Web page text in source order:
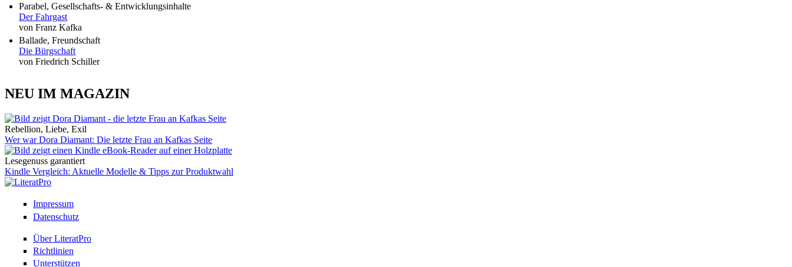
Parabel, Gesellschafts- & Entwicklungsinhalte
Der Fahrgast
von Franz Kafka
Ballade, Freundschaft
Die Bürgschaft
von Friedrich Schiller
NEU IM MAGAZIN
Rebellion, Liebe, Exil
Wer war Dora Diamant: Die letzte Frau an Kafkas Seite
Lesegenuss garantiert
Kindle Vergleich: Aktuelle Modelle & Tipps zur Produktwahl
Impressum
Datenschutz
Über LiteratPro
Richtlinien
Unterstützen